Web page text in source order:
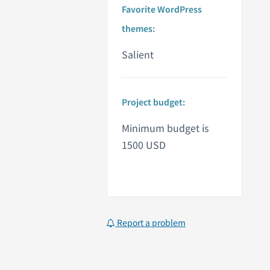
Favorite WordPress
themes:
Salient
Project budget:
Minimum budget is
1500 USD
Report a problem